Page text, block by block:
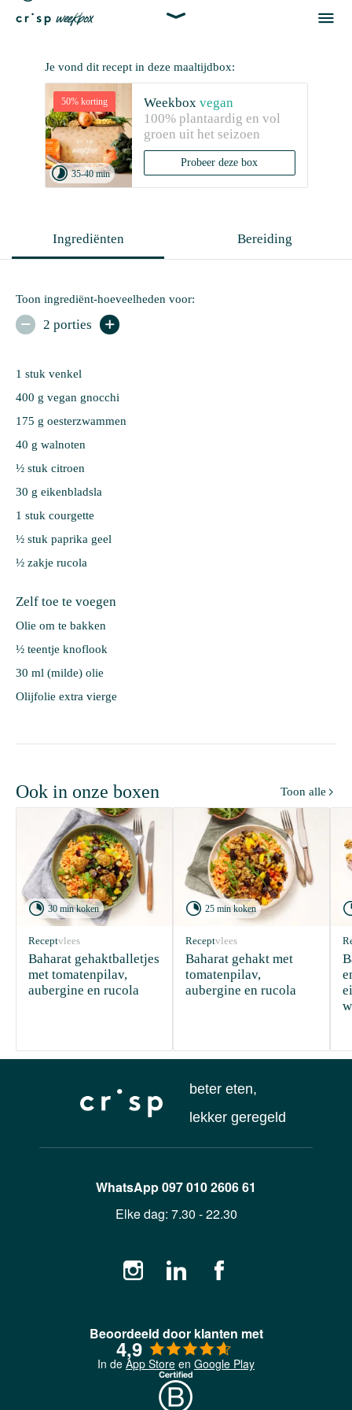


Je vond dit recept in deze maaltijdbox:
50% korting
35-40 min
Weekbox vegan
100% plantaardig en vol
groen uit het seizoen
Probeer deze box
Ingrediënten Bereiding
Toon ingrediënt-hoeveelheden voor:
 2 porties 
1 stuk venkel
400 g vegan gnocchi
175 g oesterzwammen
40 g walnoten
½ stuk citroen
30 g eikenbladsla
1 stuk courgette
½ stuk paprika geel
½ zakje rucola
Zelf toe te voegen
Olie om te bakken
½ teentje knoflook
30 ml (milde) olie
Olijfolie extra vierge
Ook in onze boxen Toon alle 
 30 min koken
Receptvlees
Baharat gehaktballetjes
met tomatenpilav,
aubergine en rucola
 25 min koken
Receptvlees
Baharat gehakt met
tomatenpilav,
aubergine en rucola
beter eten,
lekker geregeld
WhatsApp097 010 2606 61
Elke dag: 7.30 - 22.30
Beoordeeld door klanten met
4,9
In de App Store en Google Play